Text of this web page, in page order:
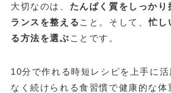
大切なのは、 たんぱく質をしっか
ランスを整える こと。そして、忙し
る方法を選ぶ ことです。
10分で作れる時短レシピを上手に
なく続けられる食習慣で健康的な体